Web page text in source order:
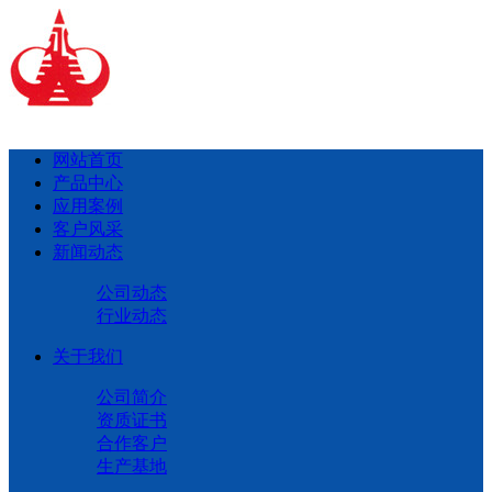
网站首页
产品中心
应用案例
客户风采
新闻动态
公司动态
行业动态
关于我们
公司简介
资质证书
合作客户
生产基地